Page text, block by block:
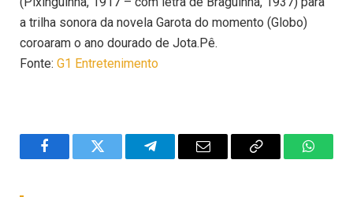
a trilha sonora da novela Garota do momento (Globo)
coroaram o ano dourado de Jota.Pê.
Fonte: G1 Entretenimento
FacebookTwitter TelegramEmail
Copy